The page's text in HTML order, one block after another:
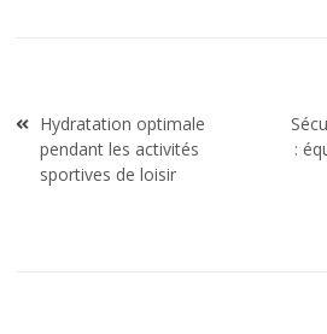
Navigation
de
l’article
Hydratation optimale
pendant les activités
sportives de loisir
: